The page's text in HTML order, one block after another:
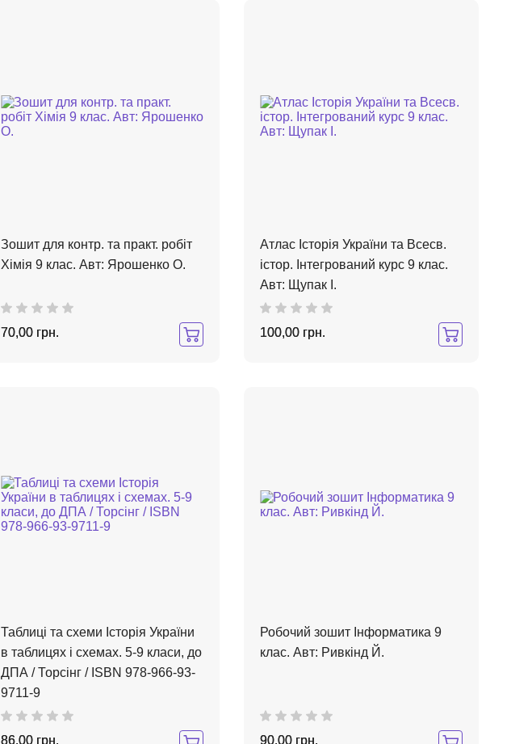
Зошит для контр. та практ. робіт
Хімія 9 клас. Авт: Ярошенко О.
70,00 грн.
Атлас Історія України та Всесв.
істор. Інтегрований курс 9 клас.
Авт: Щупак І.
100,00 грн.
Таблиці та схеми Історія України
в таблицях і схемах. 5-9 класи, до
ДПА / Торсінг / ISBN 978-966-93-
9711-9
86,00 грн.
Робочий зошит Інформатика 9
клас. Авт: Ривкінд Й.
90,00 грн.